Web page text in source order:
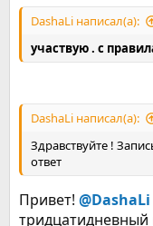
DashaLi написал(а):
участвую . с
DashaLi написал(а):
Здравствуйте !
ответ
Привет! @DashaLi
тридцатидневный